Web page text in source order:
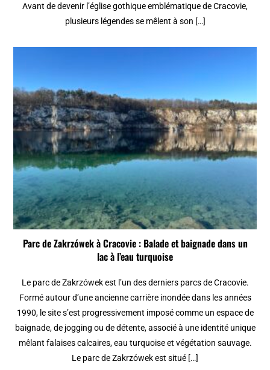
Avant de devenir l’église gothique emblématique de Cracovie,
plusieurs légendes se mêlent à son […]
Parc de Zakrzówek à Cracovie : Balade et baignade dans un
lac à l’eau turquoise
Le parc de Zakrzówek est l’un des derniers parcs de Cracovie.
Formé autour d’une ancienne carrière inondée dans les années
1990, le site s’est progressivement imposé comme un espace de
baignade, de jogging ou de détente, associé à une identité unique
mêlant falaises calcaires, eau turquoise et végétation sauvage.
Le parc de Zakrzówek est situé […]